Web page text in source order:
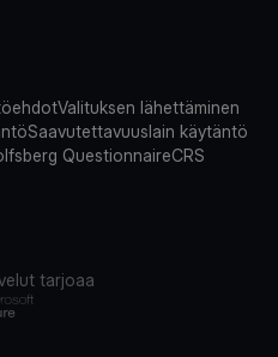
Valituksen lähettäminen
Saavutettavuuslain käytäntö
QuestionnaireCRS
tarjoaa